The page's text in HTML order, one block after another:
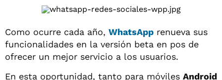
Como ocurre cada año, WhatsApp renueva sus
funcionalidades en la versión beta en pos de
ofrecer un mejor servicio a los usuarios.
En esta oportunidad, tanto para móviles Android